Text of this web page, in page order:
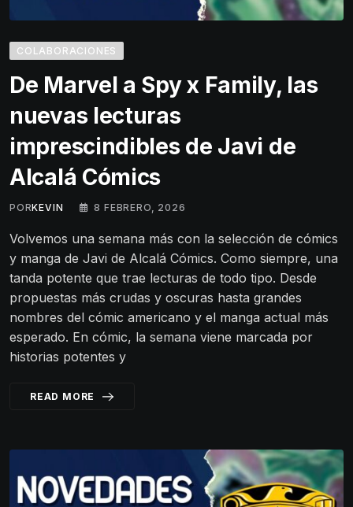
COLABORACIONES
De Marvel a Spy x Family, las
nuevas lecturas
imprescindibles de Javi de
Alcalá Cómics
PORKEVIN 8 FEBRERO, 2026
Volvemos una semana más con la selección de cómics
y manga de Javi de Alcalá Cómics. Como siempre, una
tanda potente que trae lecturas de todo tipo. Desde
propuestas más crudas y oscuras hasta grandes
nombres del cómic americano y el manga actual más
esperado. En cómic, la semana viene marcada por
historias potentes y
READ MORE